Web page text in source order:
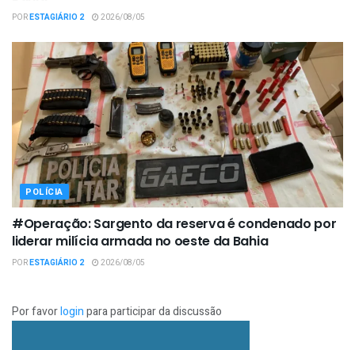
PORESTAGIÁRIO 2 2026/08/05
POLÍCIA
#Operação: Sargento da reserva é condenado por
liderar milícia armada no oeste da Bahia
PORESTAGIÁRIO 2 2026/08/05
Por favorloginpara participar da discussão